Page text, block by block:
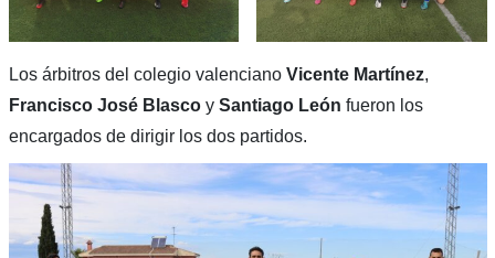
Los árbitros del colegio valenciano Vicente Martínez,
Francisco José Blasco y Santiago León fueron los
encargados de dirigir los dos partidos.